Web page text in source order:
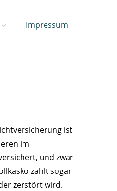
Impressum
ist
im
und zwar
zahlt sogar
zerstört wird.